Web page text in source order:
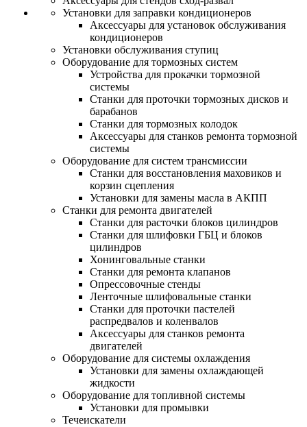
Установки для заправки кондиционеров
Аксессуары для установок обслуживания
кондиционеров
Установки обслуживания ступиц
Оборудование для тормозных систем
Устройства для прокачки тормозной
системы
Станки для проточки тормозных дисков и
барабанов
Станки для тормозных колодок
Аксессуары для станков ремонта тормозной
системы
Оборудование для систем трансмиссии
Станки для восстановления маховиков и
корзин сцепления
Установки для замены масла в АКПП
Станки для ремонта двигателей
Станки для расточки блоков цилиндров
Станки для шлифовки ГБЦ и блоков
цилиндров
Хонинговальные станки
Станки для ремонта клапанов
Опрессовочные стенды
Ленточные шлифовальные станки
Станки для проточки пастелей
распредвалов и коленвалов
Аксессуары для станков ремонта
двигателей
Оборудование для системы охлаждения
Установки для замены охлаждающей
жидкости
Оборудование для топливной системы
Установки для промывки
Течеискатели